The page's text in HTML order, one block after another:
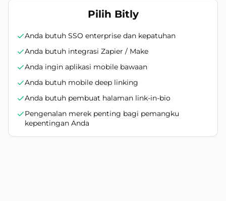
Pilih Bitly
Anda butuh SSO enterprise dan kepatuhan
Anda butuh integrasi Zapier / Make
Anda ingin aplikasi mobile bawaan
Anda butuh mobile deep linking
Anda butuh pembuat halaman link-in-bio
Pengenalan merek penting bagi pemangku
kepentingan Anda